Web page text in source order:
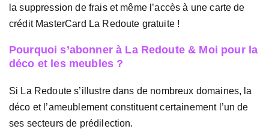
la suppression de frais et même l’accès à une carte de
crédit MasterCard La Redoute gratuite !
Pourquoi s’abonner à La Redoute & Moi pour la
déco et les meubles ?
Si La Redoute s’illustre dans de nombreux domaines, la
déco et l’ameublement constituent certainement l’un de
ses secteurs de prédilection.